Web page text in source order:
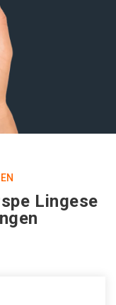
Lingese